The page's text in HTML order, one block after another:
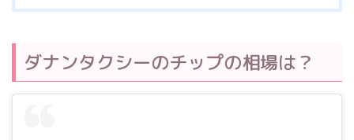
ダナンタクシーのチップの相場は？